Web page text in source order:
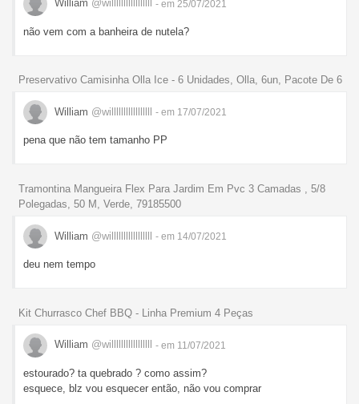
William @willlllllllllllllll - em 25/07/2021
não vem com a banheira de nutela?
Preservativo Camisinha Olla Ice - 6 Unidades, Olla, 6un, Pacote De 6
William @willlllllllllllllll - em 17/07/2021
pena que não tem tamanho PP
Tramontina Mangueira Flex Para Jardim Em Pvc 3 Camadas , 5/8
Polegadas, 50 M, Verde, 79185500
William @willlllllllllllllll - em 14/07/2021
deu nem tempo
Kit Churrasco Chef BBQ - Linha Premium 4 Peças
William @willlllllllllllllll - em 11/07/2021
estourado? ta quebrado ? como assim?
esquece, blz vou esquecer então, não vou comprar